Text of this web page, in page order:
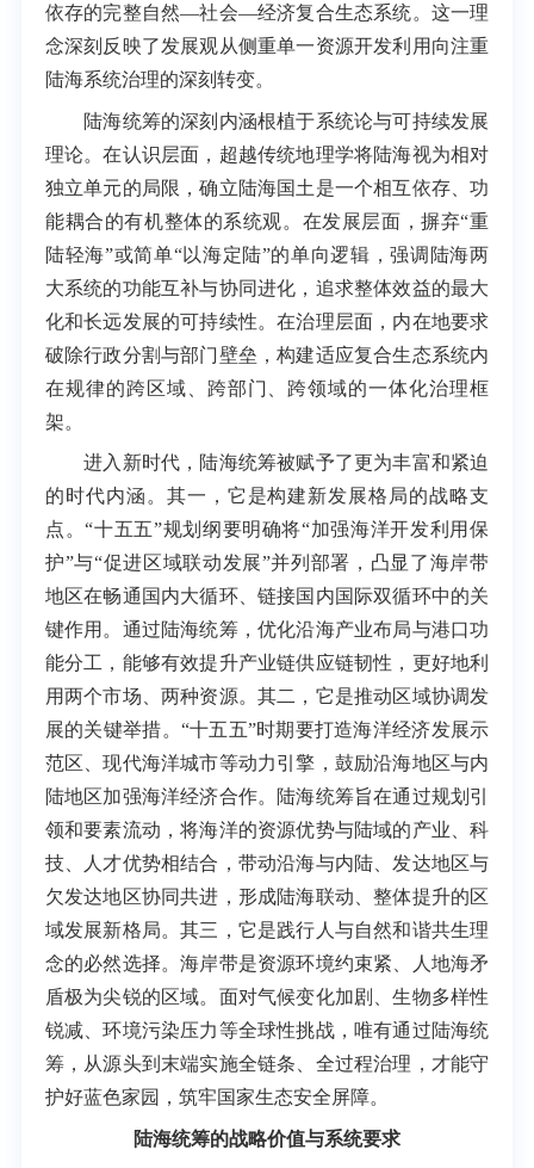
依存的完整自然—社会—经济复合生态系统。这一理
念深刻反映了发展观从侧重单一资源开发利用向注重
陆海系统治理的深刻转变。
陆海统筹的深刻内涵根植于系统论与可持续发展
理论。在认识层面，超越传统地理学将陆海视为相对
独立单元的局限，确立陆海国土是一个相互依存、功
能耦合的有机整体的系统观。在发展层面，摒弃“重
陆轻海”或简单“以海定陆”的单向逻辑，强调陆海两
大系统的功能互补与协同进化，追求整体效益的最大
化和长远发展的可持续性。在治理层面，内在地要求
破除行政分割与部门壁垒，构建适应复合生态系统内
在规律的跨区域、跨部门、跨领域的一体化治理框
架。
进入新时代，陆海统筹被赋予了更为丰富和紧迫
的时代内涵。其一，它是构建新发展格局的战略支
点。“十五五”规划纲要明确将“加强海洋开发利用保
护”与“促进区域联动发展”并列部署，凸显了海岸带
地区在畅通国内大循环、链接国内国际双循环中的关
键作用。通过陆海统筹，优化沿海产业布局与港口功
能分工，能够有效提升产业链供应链韧性，更好地利
用两个市场、两种资源。其二，它是推动区域协调发
展的关键举措。“十五五”时期要打造海洋经济发展示
范区、现代海洋城市等动力引擎，鼓励沿海地区与内
陆地区加强海洋经济合作。陆海统筹旨在通过规划引
领和要素流动，将海洋的资源优势与陆域的产业、科
技、人才优势相结合，带动沿海与内陆、发达地区与
欠发达地区协同共进，形成陆海联动、整体提升的区
域发展新格局。其三，它是践行人与自然和谐共生理
念的必然选择。海岸带是资源环境约束紧、人地海矛
盾极为尖锐的区域。面对气候变化加剧、生物多样性
锐减、环境污染压力等全球性挑战，唯有通过陆海统
筹，从源头到末端实施全链条、全过程治理，才能守
护好蓝色家园，筑牢国家生态安全屏障。
陆海统筹的战略价值与系统要求